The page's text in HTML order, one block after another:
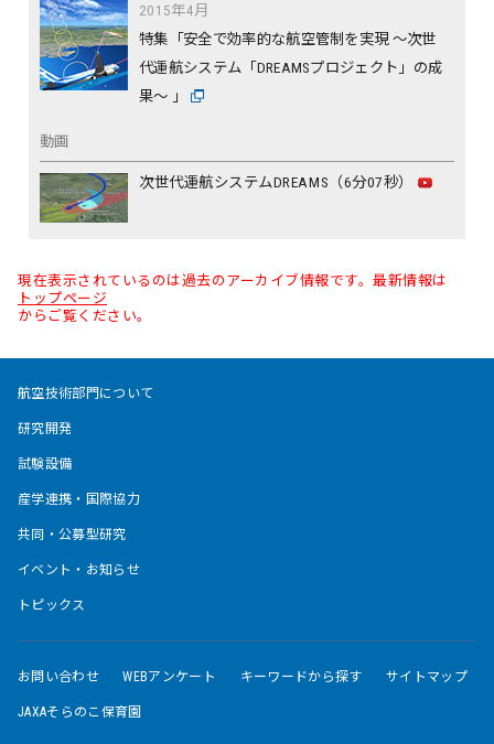
2015年4月
特集「安全で効率的な航空管制を実現 ～次世
代運航システム「DREAMSプロジェクト」の成
果～ 」
動画
次世代運航システムDREAMS（6分07秒）
現在表示されているのは過去のアーカイブ情報です。最新情報は
トップページ
からご覧ください。
航空技術部門について
研究開発
試験設備
産学連携・国際協力
共同・公募型研究
イベント・お知らせ
トピックス
お問い合わせ WEBアンケート キーワードから探す サイトマップ
JAXAそらのこ保育園